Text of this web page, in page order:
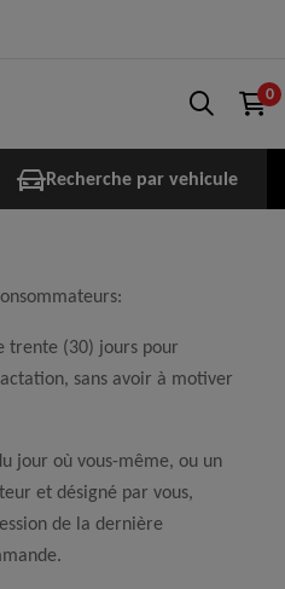
0
Recherche par vehicule
trente (30) jours pour
sans avoir à motiver
jour où vous-même, ou un
et désigné par vous,
de la dernière